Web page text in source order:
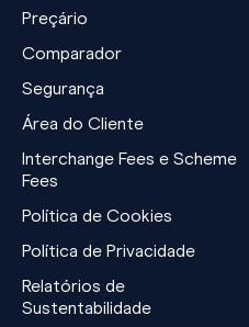
Preçário
Comparador
Segurança
Área do Cliente
Interchange Fees e Scheme
Fees
Política de Cookies
Política de Privacidade
Relatórios de
Sustentabilidade